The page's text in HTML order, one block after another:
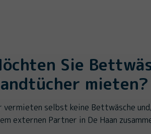
Sie
mieten?
vermieten selbst keine Bettwäsche
externen Partner in De Haan